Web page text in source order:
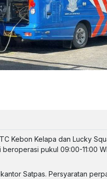
Kebon Kelapa dan Lucky
pukul 09:00-11:00
Satpas. Persyaratan